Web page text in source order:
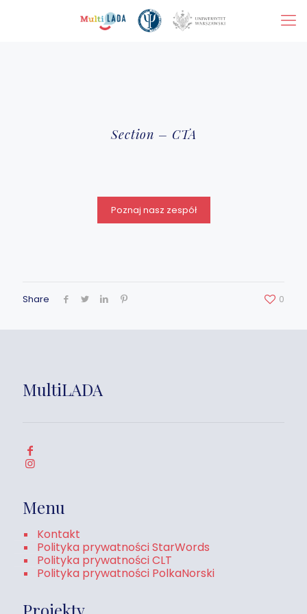
Section – CTA
Poznaj nasz zespół
Share 0
MultiLADA
Menu
Kontakt
Polityka prywatności StarWords
Polityka prywatności CLT
Polityka prywatności PolkaNorski